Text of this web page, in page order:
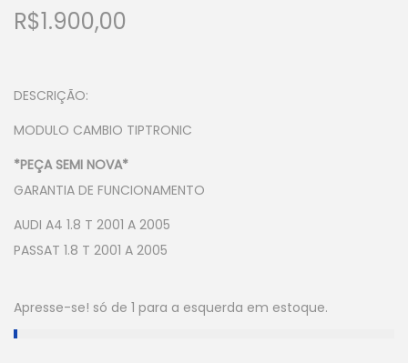
R$1.900,00
DESCRIÇÃO:
MODULO CAMBIO TIPTRONIC
*PEÇA SEMI NOVA*
GARANTIA DE FUNCIONAMENTO
AUDI A4 1.8 T 2001 A 2005
PASSAT 1.8 T 2001 A 2005
Apresse-se! só de 1 para a esquerda em estoque.